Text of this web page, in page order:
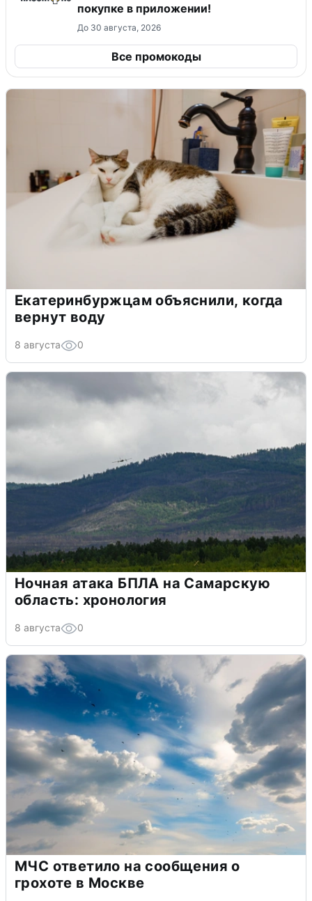
покупке в приложении!
До 30 августа, 2026
Все промокоды
Екатеринбуржцам объяснили, когда
вернут воду
8 августа 0
Ночная атака БПЛА на Самарскую
область: хронология
8 августа 0
МЧС ответило на сообщения о
грохоте в Москве